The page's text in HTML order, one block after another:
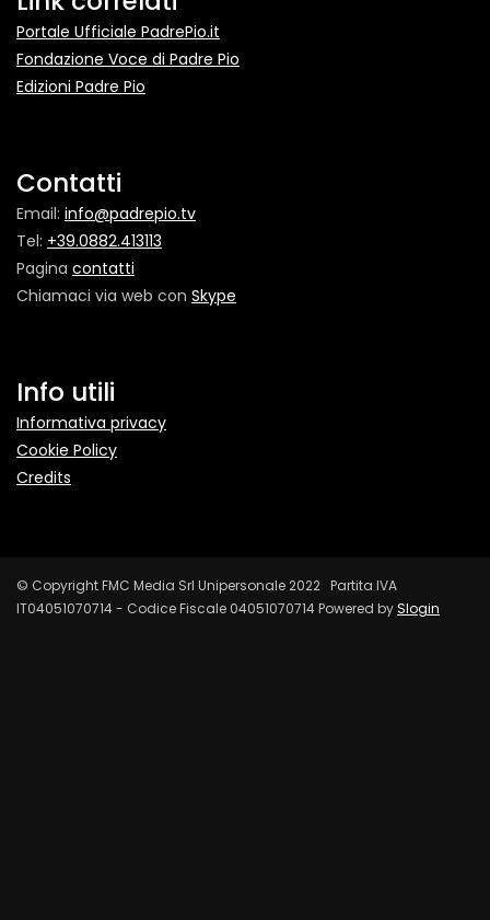
Portale Ufficiale PadrePio.it
Fondazione Voce di Padre Pio
Edizioni Padre Pio
Contatti
Email: info@padrepio.tv
Tel: +39.0882.413113
Pagina contatti
Chiamaci via web con Skype
Info utili
Informativa privacy
Cookie Policy
Credits
© Copyright FMC Media Srl Unipersonale 2022 Partita IVA
IT04051070714 - Codice Fiscale 04051070714 Powered bySlogin